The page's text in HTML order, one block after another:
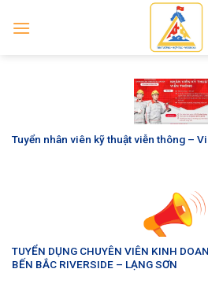
Tuyển nhân viên kỹ thuật viễn thông –
TUYỂN DỤNG CHUYÊN VIÊN KINH
BẾN BẮC RIVERSIDE – LẠNG SƠN